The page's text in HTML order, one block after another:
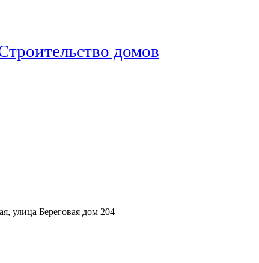
домов
улица Береговая дом 204